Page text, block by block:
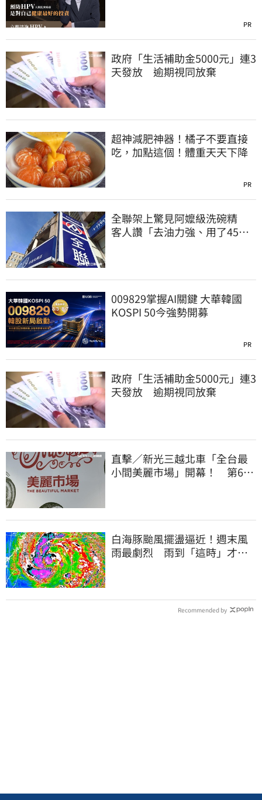
PR
政府「生活補助金5000元」連3
天發放 逾期視同放棄
超神減肥神器！橘子不要直接
吃，加點這個！體重天天下降
PR
全聯架上驚見阿嬤級洗碗精
客人讚「去油力強、用了45
009829掌握AI關鍵 大華韓國
KOSPI 50今強勢開募
PR
政府「生活補助金5000元」連3
天發放 逾期視同放棄
直擊／新光三越北車「全台最
小間美麗市場」開幕！ 第6家
白海豚颱風擺盪逼近！週末風
雨最劇烈 雨到「這時」才趨
Recommended by